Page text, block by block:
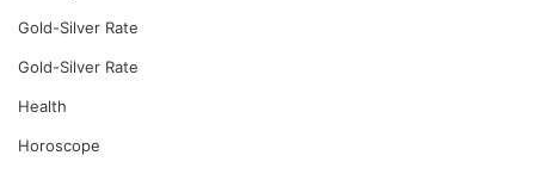
Gold-Silver Rate
Gold-Silver Rate
Health
Horoscope